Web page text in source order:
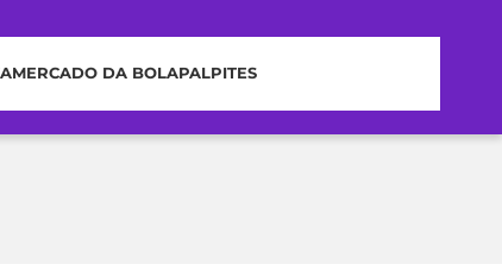
MERCADO DA BOLAPALPITES